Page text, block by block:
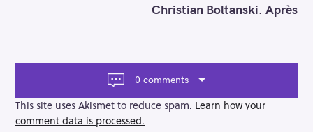
g
t
i
o
Christian Boltanski. Après
0 comments
This site uses Akismet to reduce spam. Learn how your
comment data is processed.